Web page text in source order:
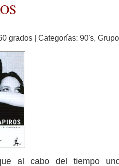
grados | Categorías: 90's,
al cabo del tiempo